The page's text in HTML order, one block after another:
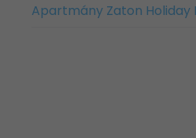
Apartmány Zaton Holiday